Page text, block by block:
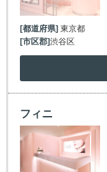
[都道府県]東京都
[市区郡]渋谷区
フィニ